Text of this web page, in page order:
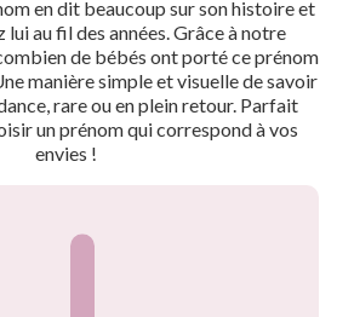
en dit beaucoup sur son histoire et
lui au fil des années. Grâce à notre
de bébés ont porté ce prénom
manière simple et visuelle de savoir
rare ou en plein retour. Parfait
un prénom qui correspond à vos
envies !